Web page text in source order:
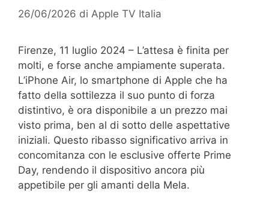
26/06/2026 di Apple TV Italia
Firenze, 11 luglio 2024 – L’attesa è finita per
molti, e forse anche ampiamente superata.
L’iPhone Air, lo smartphone di Apple che ha
fatto della sottilezza il suo punto di forza
distintivo, è ora disponibile a un prezzo mai
visto prima, ben al di sotto delle aspettative
iniziali. Questo ribasso significativo arriva in
concomitanza con le esclusive offerte Prime
Day, rendendo il dispositivo ancora più
appetibile per gli amanti della Mela.